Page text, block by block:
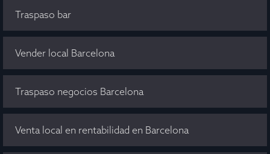
Traspaso bar
Vender local Barcelona
Traspaso negocios Barcelona
Venta local en rentabilidad en Barcelona